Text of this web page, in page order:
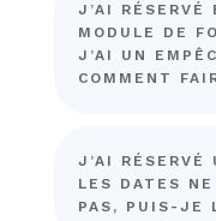
J’AI RÉSERVÉ
MODULE DE
J’AI UN
COMMENT
J’AI RÉSERVÉ
LES DATES
PAS, PUIS-JE